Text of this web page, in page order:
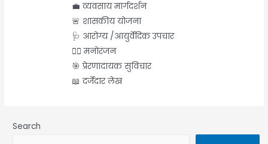
💼 व्यवसाय मार्गदर्शन
🚨 शासकीय योजना
🩺 आरोग्य /आयुर्वेदिक उपचार
🤹‍♂️ मनोरंजन
🎯 प्रेरणादायक सुविचार
📖 दर्जेदार लेख
Search